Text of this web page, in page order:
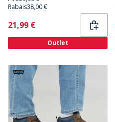
Rabais38,00 €
Current
21,99 €
Outlet